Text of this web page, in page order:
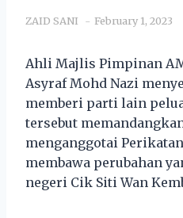
ZAID SANI February 1, 2023
Ahli Majlis Pimpinan
Asyraf Mohd Nazi
memberi parti lain
tersebut
menganggotai
membawa perubahan
negeri Cik Siti Wan